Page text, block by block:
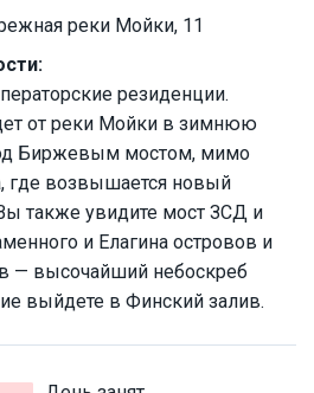
реки Мойки, 11
резиденции.
от реки Мойки в зимнюю
Биржевым мостом, мимо
где возвышается новый
также увидите мост ЗСД и
и Елагина островов и
— высочайший небоскреб
выйдете в Финский залив.